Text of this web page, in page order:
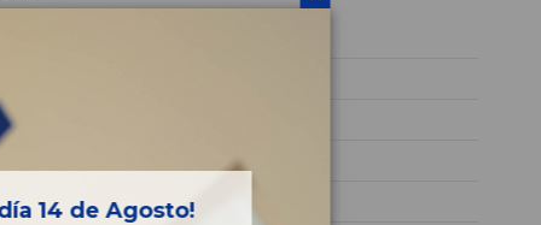
GASOLINA
14 de Agosto!